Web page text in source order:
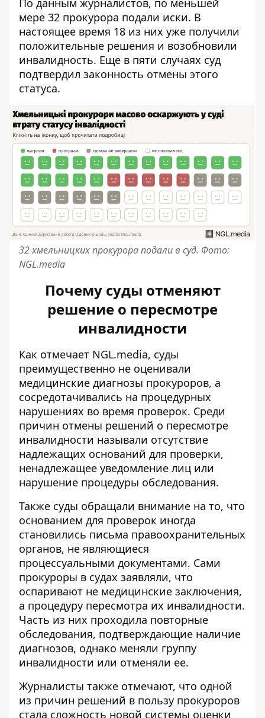
По данным журналистов, по меньшей
мере 32 прокурора подали иски. В
настоящее время 18 из них уже получили
положительные решения и возобновили
инвалидность. Еще в пяти случаях суд
подтвердил законность отмены этого
статуса.
32 хмельницких прокурора подали в суд. Фото:
NGL.media
Почему суды отменяют
решение о пересмотре
инвалидности
Как отмечает NGL.media, суды
преимущественно не оценивали
медицинские диагнозы прокуроров, а
сосредотачивались на процедурных
нарушениях во время проверок. Среди
причин отмены решений о пересмотре
инвалидности называли отсутствие
надлежащих оснований для проверки,
ненадлежащее уведомление лиц или
нарушение процедуры обследования.
Также суды обращали внимание на то, что
основанием для проверок иногда
становились письма правоохранительных
органов, не являющиеся
процессуальными документами. Сами
прокуроры в судах заявляли, что
оспаривают не медицинские заключения,
а процедуру пересмотра их инвалидности.
Часть из них проходила повторные
обследования, подтверждающие наличие
диагнозов, однако меняли группу
инвалидности или отменяли ее.
Журналисты также отмечают, что одной
из причин решений в пользу прокуроров
стала сложность новой системы оценки